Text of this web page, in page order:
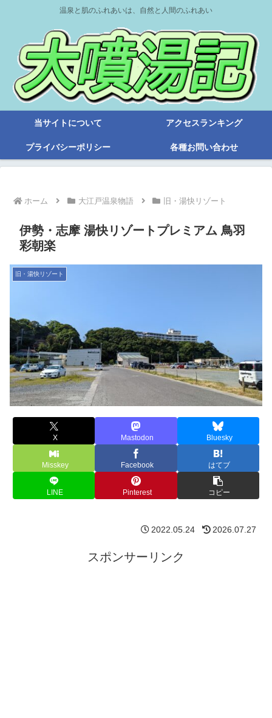
温泉と肌のふれあいは、自然と人間のふれあい
当サイトについて アクセスランキング
プライバシーポリシー 各種お問い合わせ
ホーム 大江戸温泉物語 旧・湯快リゾート
伊勢・志摩 湯快リゾートプレミアム 鳥羽
彩朝楽
旧・湯快リゾート
X Mastodon Bluesky
Misskey Facebook はてブ
LINE Pinterest コピー
2022.05.24 2026.07.27
スポンサーリンク